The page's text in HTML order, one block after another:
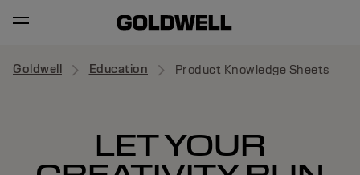
Goldwell Education Product Knowledge Sheets
LET YOUR